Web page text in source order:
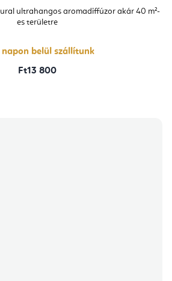
ultrahangos aromadiffúzor akár 40 m²-
es területre
napon belül szállítunk
Ft13 800